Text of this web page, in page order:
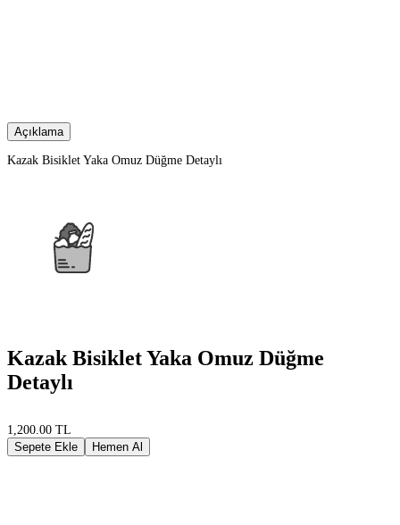
Açıklama
Kazak Bisiklet Yaka Omuz Düğme Detaylı
Kazak Bisiklet Yaka Omuz Düğme
Detaylı
1,200.00 TL
Sepete Ekle
Hemen Al